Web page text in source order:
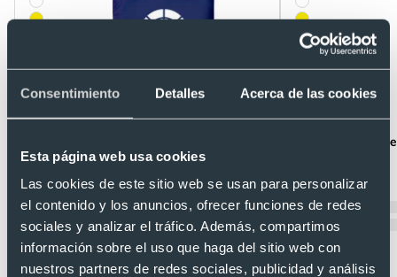
Consentimiento Detalles Acerca de las cookies
Esta página web usa cookies
Las cookies de este sitio web se usan para personalizar
el contenido y los anuncios, ofrecer funciones de redes
sociales y analizar el tráfico. Además, compartimos
información sobre el uso que haga del sitio web con
nuestros partners de redes sociales, publicidad y análisis
Eco
RPET 190T 40x38 cm
Recíbelo
Desde 0,52 €
Bolsa eco
Recíbelo
Desde 0,74 €